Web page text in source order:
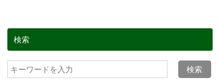
検索
検索